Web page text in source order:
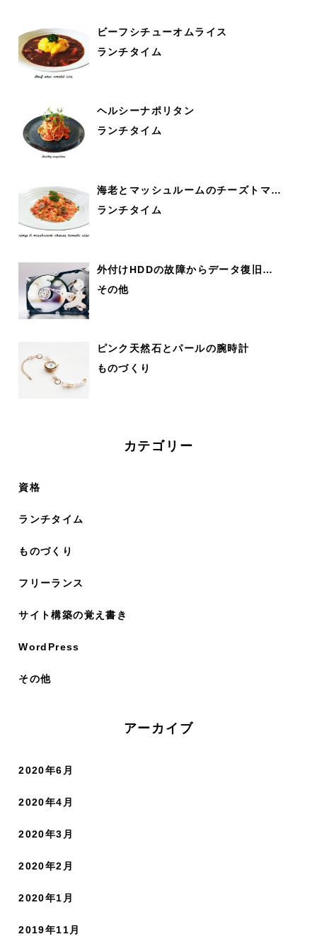
ビーフシチューオムライス
ランチタイム
ヘルシーナポリタン
ランチタイム
海老とマッシュルームのチーズトマ…
ランチタイム
外付けHDDの故障からデータ復旧…
その他
ピンク天然石とパールの腕時計
ものづくり
カテゴリー
資格
ランチタイム
ものづくり
フリーランス
サイト構築の覚え書き
WordPress
その他
アーカイブ
2020年6月
2020年4月
2020年3月
2020年2月
2020年1月
2019年11月